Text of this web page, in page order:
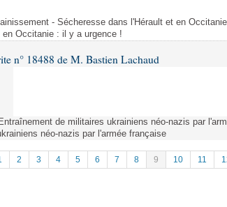
- Sécheresse dans l'Hérault et en
en Occitanie : il y a urgence !
n° 18488 de M. Bastien Lachaud
de militaires ukrainiens néo-nazis par
néo-nazis par l'armée française
2 3 4 5 6 7 8 9 10 11